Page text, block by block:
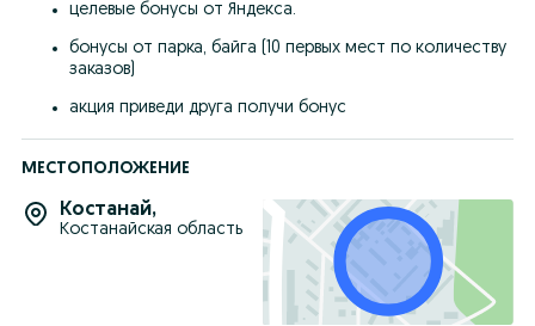
целевые бонусы от Яндекса.
бонусы от парка, байга (10 первых мест по количеству
заказов)
акция приведи друга получи бонус
МЕСТОПОЛОЖЕНИЕ
Костанай,
Костанайская область